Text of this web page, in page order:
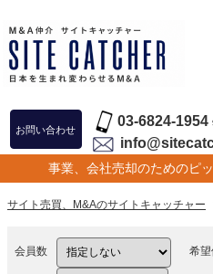
お問い合わせ
03-6824-1954
事業、会社売却のためのピ
サイト売買、M&Aのサイトキャッチャー
会員数 希